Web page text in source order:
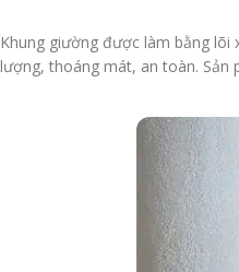
Khung giường được làm bằng lõi
lượng, thoáng mát, an toàn. Sản